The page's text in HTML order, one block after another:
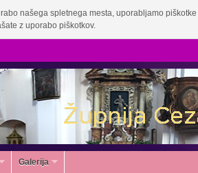
našega spletnega mesta, uporabljamo
z uporabo piškotkov.
Galerija